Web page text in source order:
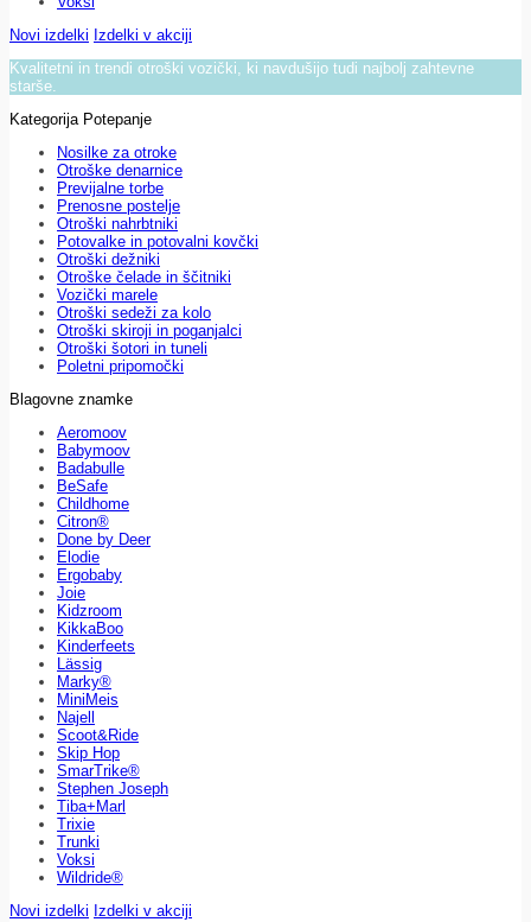
Novi izdelki Izdelki v akciji
Kvalitetni in trendi otroški vozički, ki navdušijo tudi najbolj zahtevne
starše.
Kategorija Potepanje
Nosilke za otroke
Otroške denarnice
Previjalne torbe
Prenosne postelje
Otroški nahrbtniki
Potovalke in potovalni kovčki
Otroški dežniki
Otroške čelade in ščitniki
Vozički marele
Otroški sedeži za kolo
Otroški skiroji in poganjalci
Otroški šotori in tuneli
Poletni pripomočki
Blagovne znamke
Aeromoov
Babymoov
Badabulle
BeSafe
Childhome
Citron®
Done by Deer
Elodie
Ergobaby
Joie
Kidzroom
KikkaBoo
Kinderfeets
Lässig
Marky®
MiniMeis
Najell
Scoot&Ride
Skip Hop
SmarTrike®
Stephen Joseph
Tiba+Marl
Trixie
Trunki
Voksi
Wildride®
Novi izdelki Izdelki v akciji